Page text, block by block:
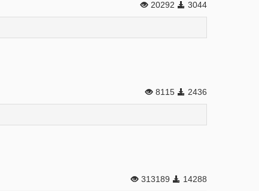
20292 3044
8115 2436
313189 14288